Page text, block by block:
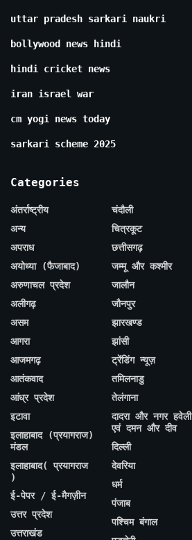
uttar pradesh sarkari naukri
bollywood news hindi
hindi cricket news
iran israel war
cm yogi news today
sarkari scheme 2025
Categories
अंतर्राष्ट्रीय
अन्य
अपराध
अयोध्या (फैजाबाद)
अरुणाचल प्रदेश
अलीगढ़
असम
आगरा
आजमगढ़
आतंकवाद
आंध्र प्रदेश
इटावा
इलाहाबाद (प्रयागराज)
मंडल
इलाहाबाद( प्रयागराज
)
ई-पेपर / ई-मैगज़ीन
उत्तर प्रदेश
उत्तराखंड
चंदौली
चित्रकूट
छत्तीसगढ़
जम्मू और कश्मीर
जालौन
जौनपुर
झारखण्ड
झांसी
ट्रेंडिंग न्यूज़
तमिलनाडु
तेलंगाना
दादरा और नगर हवेली
एवं दमन और दीव
दिल्ली
देवरिया
धर्म
पंजाब
पश्चिम बंगाल